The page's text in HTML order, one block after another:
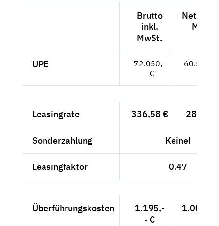
Brutto
inkl.
MwSt.
Netto
MwSt.
UPE
72.050,-
- €
Leasingrate 336,58 € 282,84
Sonderzahlung Keine!
Leasingfaktor 0,47
Überführungskosten
1.195,-
- €